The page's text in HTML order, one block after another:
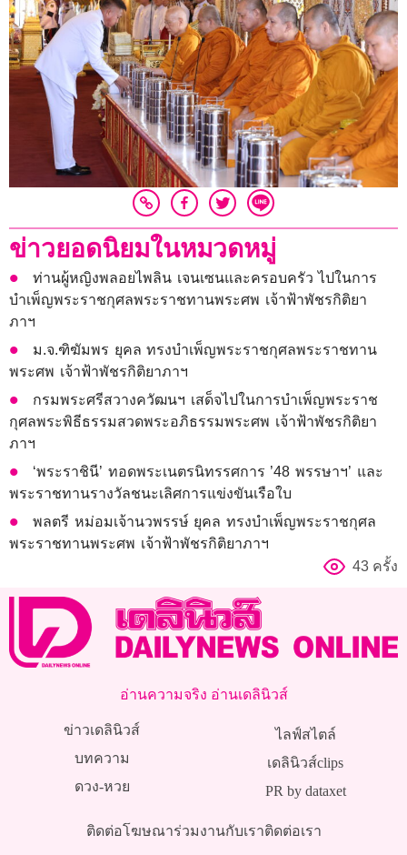
ข่าวยอดนิยมในหมวดหมู่
ท่านผู้หญิงพลอยไพลิน เจนเซนและครอบครัว ไปในการ
บำเพ็ญพระราชกุศลพระราชทานพระศพ เจ้าฟ้าพัชรกิติยา
ภาฯ
ม.จ.ฑิฆัมพร ยุคล ทรงบำเพ็ญพระราชกุศลพระราชทาน
พระศพ เจ้าฟ้าพัชรกิติยาภาฯ
กรมพระศรีสวางควัฒนฯ เสด็จไปในการบำเพ็ญพระราช
กุศลพระพิธีธรรมสวดพระอภิธรรมพระศพ เจ้าฟ้าพัชรกิติยา
ภาฯ
‘พระราชินี’ ทอดพระเนตรนิทรรศการ ’48 พรรษาฯ’ และ
พระราชทานรางวัลชนะเลิศการแข่งขันเรือใบ
พลตรี หม่อมเจ้านวพรรษ์ ยุคล ทรงบำเพ็ญพระราชกุศล
พระราชทานพระศพ เจ้าฟ้าพัชรกิติยาภาฯ
43 ครั้ง
อ่านความจริง อ่านเดลินิวส์
ข่าวเดลินิวส์
บทความ
ดวง-หวย
ไลฟ์สไตล์
เดลินิวส์clips
PR by dataxet
ติดต่อโฆษณาร่วมงานกับเราติดต่อเรา